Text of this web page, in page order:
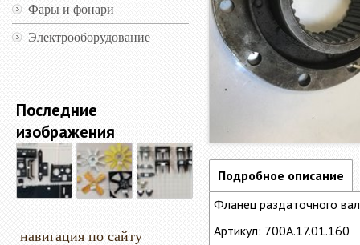
Фары и фонари
Электрооборудование
Последние
изображения
навигация по сайту
Подробное описание
Фланец раздаточного
Артикул: 700А.17.01.160